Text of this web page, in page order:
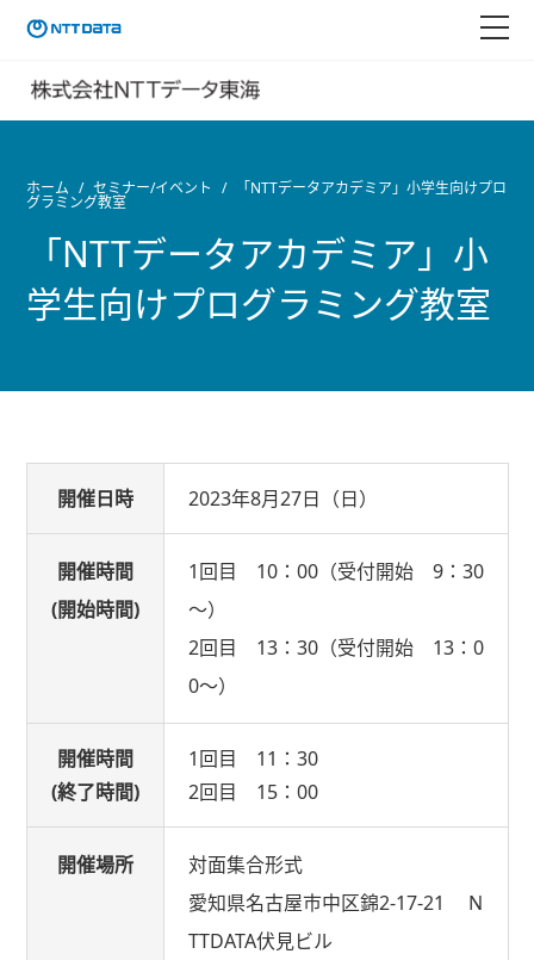
ホーム セミナー/イベント 「NTTデータアカデミア」小学生向けプロ
グラミング教室
「NTTデータアカデミア」小
学生向けプログラミング教室
開催日時 2023年8月27日（日）
開催時間
(開始時間)
1回目 10：00（受付開始 9：30
～）
2回目 13：30（受付開始 13：0
0～）
開催時間
(終了時間)
1回目 11：30
2回目 15：00
開催場所
対面集合形式
愛知県名古屋市中区錦2-17-21 N
TTDATA伏見ビル